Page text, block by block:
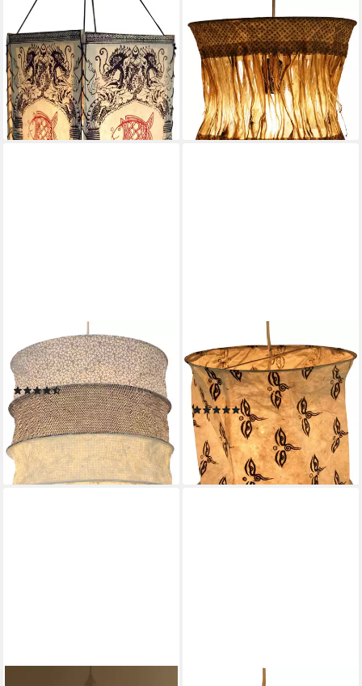
GURU-SHOP
Lampenschirm Lokta Papier
Hänge Lampenschirm,
Deckenleuchte..
9,90 €
lieferbar - in 2-3 Werktagen bei dir
+12
Lampenschirm Runde Boho
Papier Hängelampe, Lokta..
17,90 €
lieferbar - in 2-3 Werktagen bei dir
GURU-SHOP
Lampenschirm Runde Boho
Papier Hängelampe, Lokta..
(3)
22,90 €
lieferbar - in 2-3 Werktagen bei dir
+3
Lampenschirm Runde Papier
Hängelampe,
Papierlampenschirm..
(1)
16,90 €
lieferbar - in 2-3 Werktagen bei dir
+7